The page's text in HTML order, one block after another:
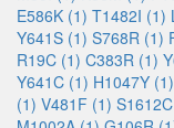
E586K (1) T1482I (1)
Y641S (1) S768R (1)
R19C (1) C383R (1)
Y641C (1) H1047Y (1)
(1) V481F (1)